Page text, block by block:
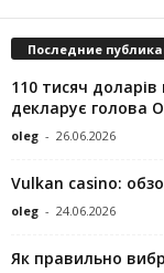
Последние
110 тисяч доларів
декларує голова
oleg - 26.06.2026
Vulkan casino:
oleg - 24.06.2026
Як правильно